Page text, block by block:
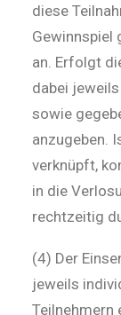
diese
Gewinnspiel
an. Erfolgt
dabei
sowie
anzugeben.
verknüpft,
in die
rechtzeitig
(4) Der
jeweils
Teilnehmern